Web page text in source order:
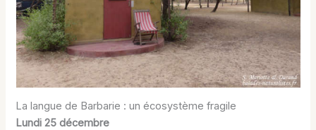
La langue de Barbarie : un écosystème fragile
Lundi 25 décembre